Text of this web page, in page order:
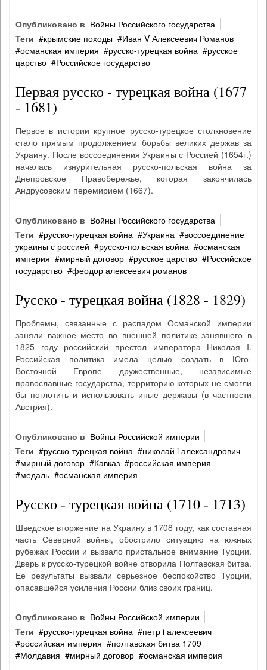
Опубликовано в Войны Российского государства
Теги
крымские походы
Иван V Алексеевич Романов
османская империя
русско‐турецкая война
русское
царство
Российское государство
Первая русско - турецкая война (1677
- 1681)
Первое в истории крупное русско-турецкое столкновение
стало прямым продолжением борьбы великих держав за
Украину. После воссоединения Украины с Россией (1654г.)
началась изнурительная русско-польская война за
Днепровское Правобережье, которая закончилась
Андрусовским перемирием (1667).
Опубликовано в Войны Российского государства
Теги
русско‐турецкая война Украина
воссоединение
украины с россией
русско‐польская война
османская
империя
мирный договор русское царство
Российское
государство
феодор алексеевич романов
Русско - турецкая война (1828 - 1829)
Проблемы, связанные с распадом Османской империи
заняли важное место во внешней политике занявшего в
1825 году российский престол императора Николая I.
Российская политика имела целью создать в Юго-
Восточной Европе дружественные, независимые
православные государства, территорию которых не смогли
бы поглотить и использовать иные державы (в частности
Австрия).
Опубликовано в Войны Российской империи
Теги
русско‐турецкая война
николай i александрович
мирный договор
Кавказ
российская империя
медаль
османская империя
Русско - турецкая война (1710 - 1713)
Шведское вторжение на Украину в 1708 году, как составная
часть Северной войны, обострило ситуацию на южных
рубежах России и вызвало пристальное внимание Турции.
Дверь к русско-турецкой войне отворила Полтавская битва.
Ее результаты вызвали серьезное беспокойство Турции,
опасавшейся усиления России близ своих границ.
Опубликовано в Войны Российской империи
Теги
русско‐турецкая война
петр i алексеевич
российская империя
полтавская битва 1709
Молдавия
мирный договор османская империя